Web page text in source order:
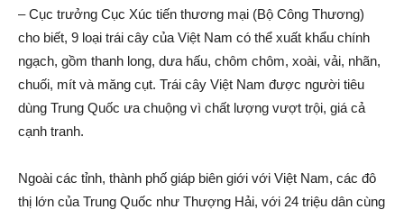
– Cục trưởng Cục Xúc tiến thương mại (Bộ Công Thương)
cho biết, 9 loại trái cây của Việt Nam có thể xuất khẩu chính
ngạch, gồm thanh long, dưa hấu, chôm chôm, xoài, vải, nhãn,
chuối, mít và măng cụt. Trái cây Việt Nam được người tiêu
dùng Trung Quốc ưa chuộng vì chất lượng vượt trội, giá cả
cạnh tranh.
Ngoài các tỉnh, thành phố giáp biên giới với Việt Nam, các đô
thị lớn của Trung Quốc như Thượng Hải, với 24 triệu dân cùng